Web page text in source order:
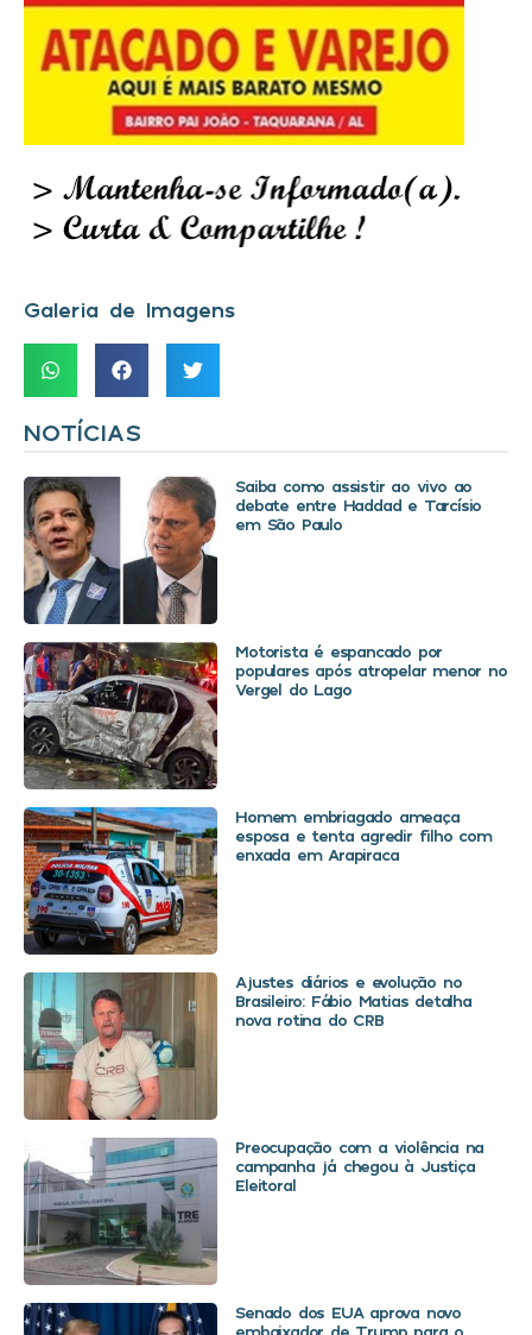
Galeria de Imagens
NOTÍCIAS
Saiba como assistir ao vivo ao
debate entre Haddad e Tarcísio
em São Paulo
Motorista é espancado por
populares após atropelar menor no
Vergel do Lago
Homem embriagado ameaça
esposa e tenta agredir filho com
enxada em Arapiraca
Ajustes diários e evolução no
Brasileiro: Fábio Matias detalha
nova rotina do CRB
Preocupação com a violência na
campanha já chegou à Justiça
Eleitoral
Senado dos EUA aprova novo